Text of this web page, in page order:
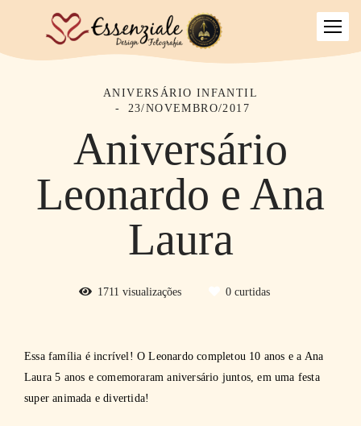
ANIVERSÁRIO INFANTIL
23/NOVEMBRO/2017
Aniversário
Leonardo e Ana
Laura
1711 visualizações 0 curtidas
Essa família é incrível! O Leonardo completou 10 anos e a Ana
Laura 5 anos e comemoraram aniversário juntos, em uma festa
super animada e divertida!